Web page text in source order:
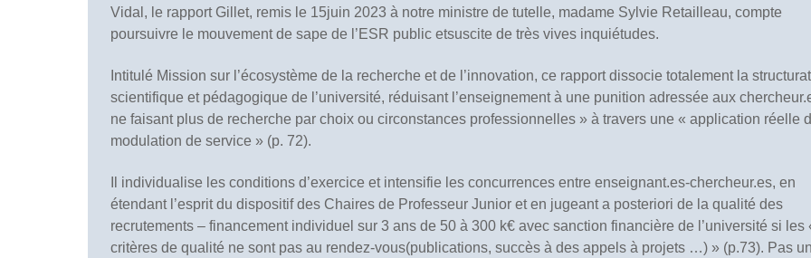
Vidal, le rapport Gillet, remis le 15juin 2023 à notre ministre de tutelle, madame Sylvie Retailleau, compte
poursuivre le mouvement de sape de l’ESR public etsuscite de très vives inquiétudes.
Intitulé Mission sur l’écosystème de la recherche et de l’innovation, ce rapport dissocie totalement la
scientifique et pédagogique de l’université, réduisant l’enseignement à une punition adressée aux
ne faisant plus de recherche par choix ou circonstances professionnelles » à travers une « application réelle
modulation de service » (p. 72).
Il individualise les conditions d’exercice et intensifie les concurrences entre enseignant.es-chercheur.es, en
étendant l’esprit du dispositif des Chaires de Professeur Junior et en jugeant a posteriori de la qualité des
recrutements – financement individuel sur 3 ans de 50 à 300 k€ avec sanction financière de l’université si les
critères de qualité ne sont pas au rendez-vous(publications, succès à des appels à projets …) » (p.73). Pas un